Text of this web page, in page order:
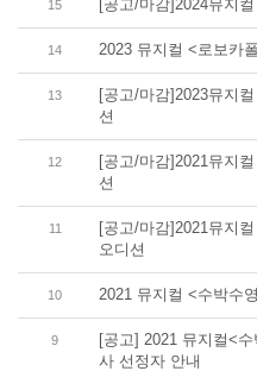
15 [공고/마감]2024뮤지
14 2023 뮤지컬 <로보카
13
[공고/마감]2023뮤지
션
12
[공고/마감]2021뮤지
션
11
[공고/마감]2021뮤지
오디션
10 2021 뮤지컬 <수박수
9
[공고] 2021 뮤지컬<
사 선정자 안내